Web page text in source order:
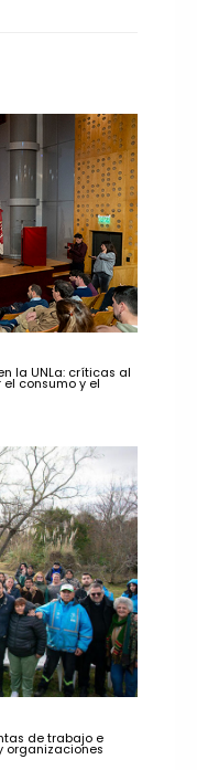
la UNLa: críticas al
consumo y el
de trabajo e
organizaciones